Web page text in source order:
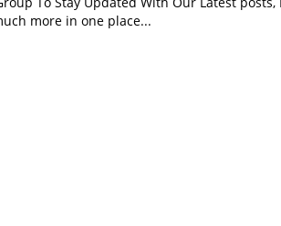
more in one place...